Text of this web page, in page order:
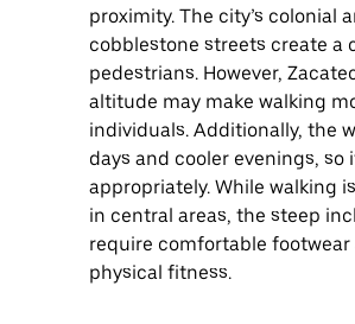
proximity. The city’s colonial
cobblestone streets create a
pedestrians. However,
altitude may make walking
individuals. Additionally, the
days and cooler evenings, so
appropriately. While walking
in central areas, the steep
require comfortable
physical fitness.